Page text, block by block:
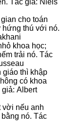
Tác giả: Niels
cho toán
hứng thú với nó.
khoa học;
trải nó. Tác
giáo thì khập
có khoa
giả: Albert
vời nếu anh
nó. Tác